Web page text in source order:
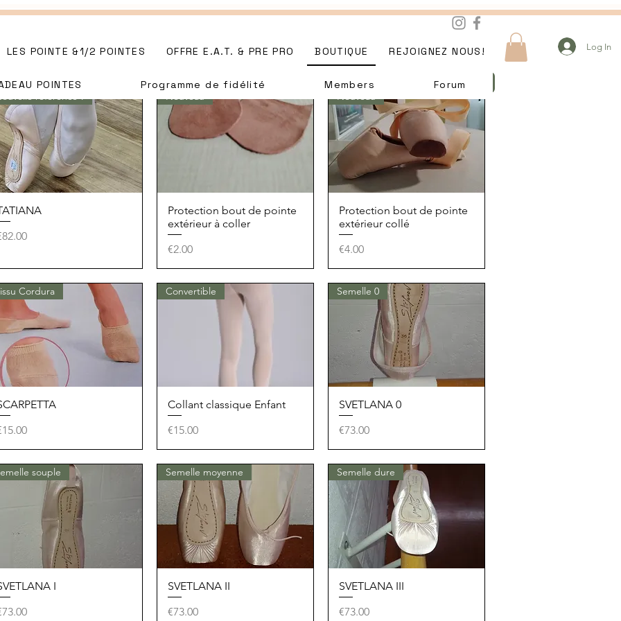
LES POINTE &1/2 POINTES OFFRE E.A.T. & PRE PRO BOUTIQUE REJOIGNEZ NOUS!
POINTES Programme de fidélité Members Forum
Log In
Quick View
référence !
Quick View
Nouveau
Protection bout de pointe
extérieur à coller
Price
€2.00
Quick View
Nouveau
Protection bout de pointe
extérieur collé
Price
€4.00
Quick View
Cordura
Quick View
Convertible
Collant classique Enfant
Price
€15.00
Quick View
Semelle 0
SVETLANA 0
Price
€73.00
Quick View
souple
I
Quick View
Semelle moyenne
SVETLANA II
Price
€73.00
Quick View
Semelle dure
SVETLANA III
Price
€73.00